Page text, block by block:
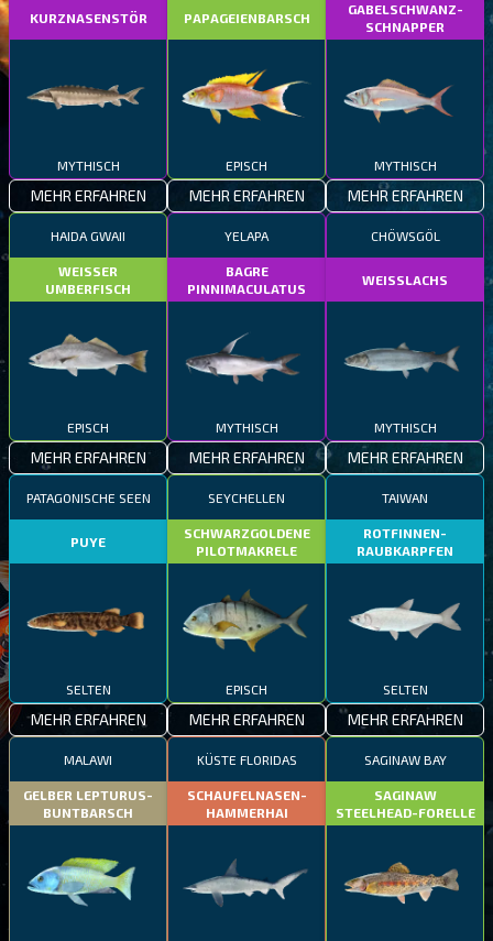
KURZNASENSTÖR
MYTHISCH
MEHR ERFAHREN
PAPAGEIENBARSCH
EPISCH
MEHR ERFAHREN
GABELSCHWANZ-
SCHNAPPER
MYTHISCH
MEHR ERFAHREN
HAIDA GWAII
WEISSER
UMBERFISCH
EPISCH
MEHR ERFAHREN
YELAPA
BAGRE
PINNIMACULATUS
MYTHISCH
MEHR ERFAHREN
CHÖWSGÖL
WEISSLACHS
MYTHISCH
MEHR ERFAHREN
PATAGONISCHE SEEN
PUYE
SELTEN
MEHR ERFAHREN
SEYCHELLEN
SCHWARZGOLDENE
PILOTMAKRELE
EPISCH
MEHR ERFAHREN
TAIWAN
ROTFINNEN-
RAUBKARPFEN
SELTEN
MEHR ERFAHREN
MALAWI
GELBER LEPTURUS-
BUNTBARSCH
KÜSTE FLORIDAS
SCHAUFELNASEN-
HAMMERHAI
SAGINAW BAY
SAGINAW
STEELHEAD-FORELLE